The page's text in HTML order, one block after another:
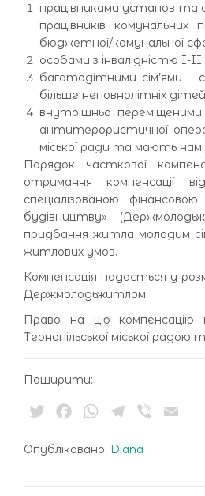
працівниками установ та
працівників
бюджетної/комунальної
особами з інвалідністю I-II
багатодітними сім’ями –
більше неповнолітніх
внутрішньо
антитерористичної
міської ради та мають
Порядок часткової
отримання компенсації
спеціалізованою
будівництву»
придбання житла молодим
житлових умов.
Компенсація надається у
Держмолодьжитлом.
Право на цю компенсацію
Тeрнопільської міської
Поширити:
TwitterFacebookWhatsApp
Telegram
Viber
Опубліковано: Diana